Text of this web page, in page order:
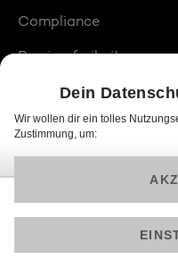
Compliance
Barrierefreiheit
Produktplatzierungen